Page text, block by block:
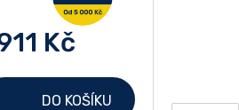
Kč
DO KOŠÍKU